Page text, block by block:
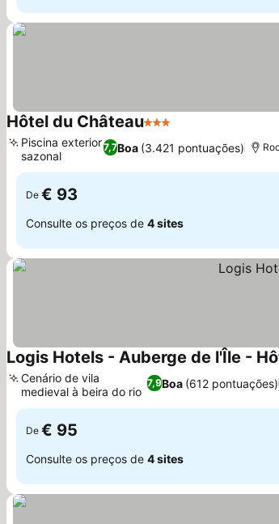
Hôtel du Château3 Estrelas
7,7Boa (3.421 pontuações)
Piscina exterior
sazonal
De € 93
Consulte os preços de 4 sites
Logis Hotels - Auberge de l'Île -
7,9Boa (612 pontuações)
Cenário de vila
medieval à beira do rio
De € 95
Consulte os preços de 4 sites